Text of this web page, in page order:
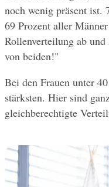
noch wenig präsent ist.
69 Prozent aller
Rollenverteilung ab
von beiden!"
Bei den Frauen unter
stärksten. Hier sind
gleichberechtigte